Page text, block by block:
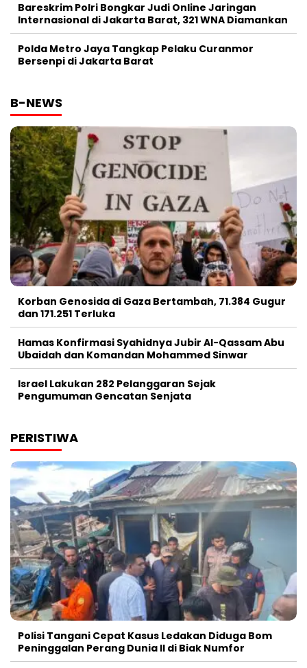
Bareskrim Polri Bongkar Judi Online Jaringan
Internasional di Jakarta Barat, 321 WNA Diamankan
Polda Metro Jaya Tangkap Pelaku Curanmor
Bersenpi di Jakarta Barat
B-NEWS
Korban Genosida di Gaza Bertambah, 71.384 Gugur
dan 171.251 Terluka
Hamas Konfirmasi Syahidnya Jubir Al-Qassam Abu
Ubaidah dan Komandan Mohammed Sinwar
Israel Lakukan 282 Pelanggaran Sejak
Pengumuman Gencatan Senjata
PERISTIWA
Polisi Tangani Cepat Kasus Ledakan Diduga Bom
Peninggalan Perang Dunia II di Biak Numfor